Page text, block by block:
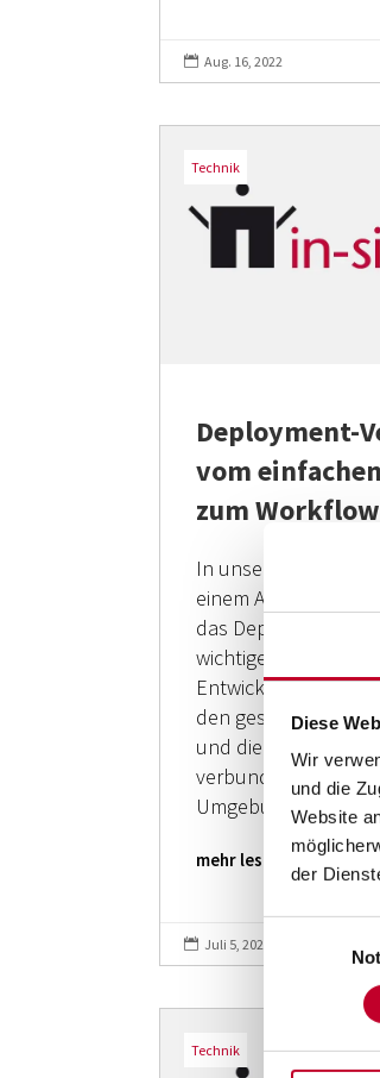
Diese
Wir
und die
Website
der
 Aug. 16, 2022
Technik
Deployment-
vom
zum Workflow
In unserem
einem
das Deployment zu
wichtigerem Punkt
Entwicklung der
den gestiegenen
und die diversen
verbunden mit dem
Umgebung von der...
mehr lesen
 Juli 5, 2022
Technik